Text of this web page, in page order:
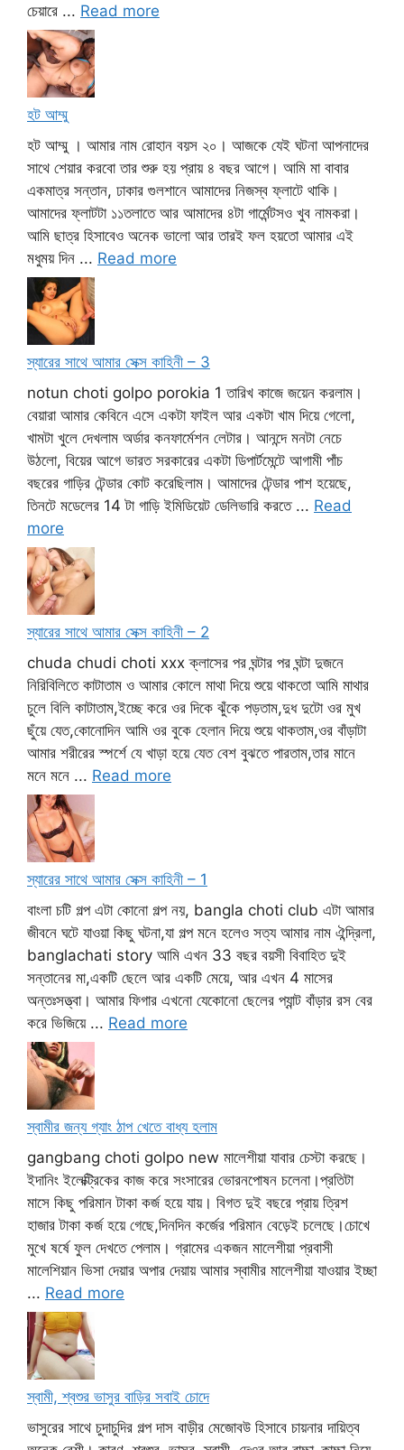
চেয়ারে ... Read more
হট আম্মু
হট আম্মু । আমার নাম রোহান বয়স ২০। আজকে যেই ঘটনা আপনাদের
সাথে শেয়ার করবো তার শুরু হয় প্রায় ৪ বছর আগে। আমি মা বাবার
একমাত্র সন্তান, ঢাকার গুলশানে আমাদের নিজস্ব ফ্লাটে থাকি।
আমাদের ফ্লাটটা ১১তলাতে আর আমাদের ৪টা গার্মেন্টসও খুব নামকরা।
আমি ছাত্র হিসাবেও অনেক ভালো আর তারই ফল হয়তো আমার এই
মধুময় দিন ... Read more
স্যারের সাথে আমার সেক্স কাহিনী – 3
notun choti golpo porokia 1 তারিখ কাজে জয়েন করলাম।
বেয়ারা আমার কেবিনে এসে একটা ফাইল আর একটা খাম দিয়ে গেলো,
খামটা খুলে দেখলাম অর্ডার কনফার্মেশন লেটার। আনন্দে মনটা নেচে
উঠলো, বিয়ের আগে ভারত সরকারের একটা ডিপার্টমেন্টে আগামী পাঁচ
বছরের গাড়ির টেন্ডার কোট করেছিলাম। আমাদের টেন্ডার পাশ হয়েছে,
তিনটে মডেলের 14 টা গাড়ি ইমিডিয়েট ডেলিভারি করতে ... Read
more
স্যারের সাথে আমার সেক্স কাহিনী – 2
chuda chudi choti xxx ক্লাসের পর ঘন্টার পর ঘন্টা দুজনে
নিরিবিলিতে কাটাতাম ও আমার কোলে মাথা দিয়ে শুয়ে থাকতো আমি মাথার
চুলে বিলি কাটাতাম,ইচ্ছে করে ওর দিকে ঝুঁকে পড়তাম,দুধ দুটো ওর মুখ
ছুঁয়ে যেত,কোনোদিন আমি ওর বুকে হেলান দিয়ে শুয়ে থাকতাম,ওর বাঁড়াটা
আমার শরীরের স্পর্শে যে খাড়া হয়ে যেত বেশ বুঝতে পারতাম,তার মানে
মনে মনে ... Read more
স্যারের সাথে আমার সেক্স কাহিনী – 1
বাংলা চটি গল্প এটা কোনো গল্প নয়, bangla choti club এটা আমার
জীবনে ঘটে যাওয়া কিছু ঘটনা,যা গল্প মনে হলেও সত্য আমার নাম ঐন্দ্রিলা,
banglachati story আমি এখন 33 বছর বয়সী বিবাহিত দুই
সন্তানের মা,একটি ছেলে আর একটি মেয়ে, আর এখন 4 মাসের
অন্তঃসত্ত্বা। আমার ফিগার এখনো যেকোনো ছেলের প্যান্ট বাঁড়ার রস বের
করে ভিজিয়ে ... Read more
স্বামীর জন্য গ্যাং ঠাপ খেতে বাধ্য হলাম
gangbang choti golpo new মালেশীয়া যাবার চেস্টা করছে।
ইদানিং ইলেক্ট্রিকের কাজ করে সংসারের ভোরনপোষন চলেনা।প্রতিটা
মাসে কিছু পরিমান টাকা কর্জ হয়ে যায়। বিগত দুই বছরে প্রায় ত্রিশ
হাজার টাকা কর্জ হয়ে গেছে,দিনদিন কর্জের পরিমান বেড়েই চলেছে।চোখে
মুখে ষর্ষে ফুল দেখতে পেলাম। গ্রামের একজন মালেশীয়া প্রবাসী
মালেশিয়ান ভিসা দেয়ার অপার দেয়ায় আমার স্বামীর মালেশীয়া যাওয়ার ইচ্ছা
... Read more
স্বামী, শ্বশুর ভাসুর বাড়ির সবাই চোদে
ভাসুরের সাথে চুদাচুদির গল্প দাস বাড়ীর মেজোবউ হিসাবে চায়নার দায়িত্ব